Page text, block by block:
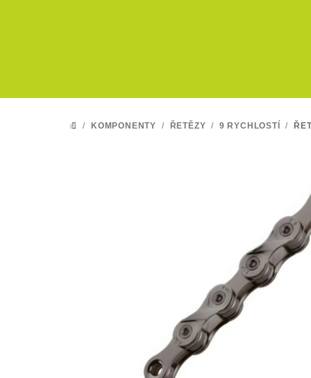
DOMŮ
/ KOMPONENTY / ŘETĚZY / 9 RYCHLOSTÍ /